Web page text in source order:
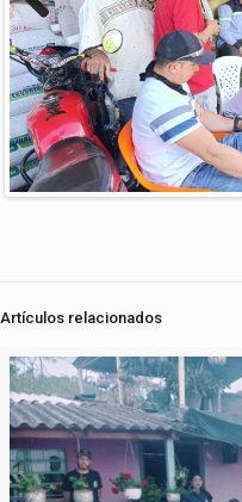
Previous
Artículos relacionados